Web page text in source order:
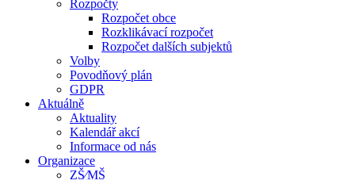
Rozpočty
Rozpočet obce
Rozklikávací rozpočet
Rozpočet dalších subjektů
Volby
Povodňový plán
GDPR
Aktuálně
Aktuality
Kalendář akcí
Informace od nás
Organizace
ZŠ⁄MŠ